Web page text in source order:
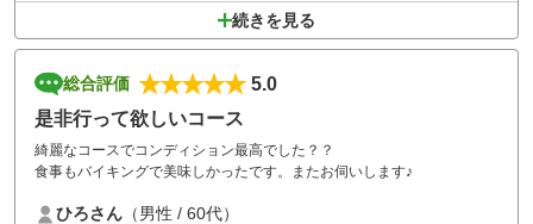
続きを見る
総合評価
5.0
是非行って欲しいコース
綺麗なコースでコンディション最高でした？？
食事もバイキングで美味しかったです。またお伺いします♪
ひろさん （男性 / 60代）